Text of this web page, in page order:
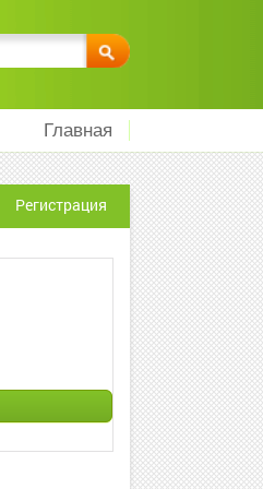
Главная
Регистрация